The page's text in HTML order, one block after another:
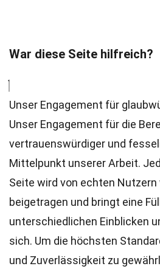
War diese Seite hilfreich?
Unser Engagement für
Unser Engagement für die
vertrauenswürdiger und
Mittelpunkt unserer Arbeit.
Seite wird von echten Nutzern
beigetragen und bringt eine
unterschiedlichen Einblicken
sich. Um die höchsten
und Zuverlässigkeit zu